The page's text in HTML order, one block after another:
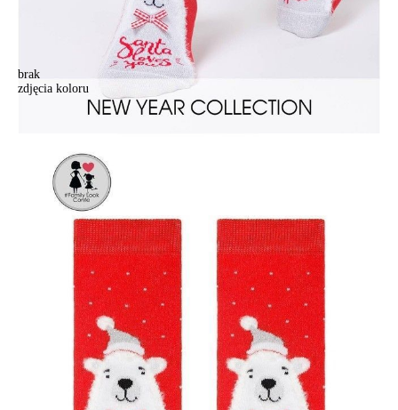
brak
zdjęcia koloru
Skarpetki damskie NEW YEAR (krótkie) 18С-73СП, р.36-39, 383
Kolory:
ZDJĘCIA
Tabela rozmiarów
+
DODAJ DO KOSZYKA
Jak złożyć zamówienie
POWIADOM MNIE O DOSTĘPNOŚCI